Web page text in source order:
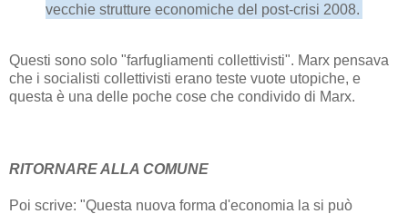
vecchie strutture economiche del post-crisi 2008.
Questi sono solo "farfugliamenti collettivisti". Marx pensava
che i socialisti collettivisti erano teste vuote utopiche, e
questa è una delle poche cose che condivido di Marx.
RITORNARE ALLA COMUNE
Poi scrive: "Questa nuova forma d'economia la si può